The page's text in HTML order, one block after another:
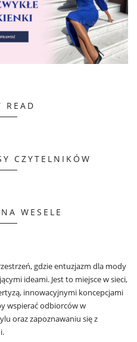
READ
CZYTELNIKÓW
WESELE
gdzie entuzjazm dla mody
ideami. Jest to miejsce w sieci,
innowacyjnymi koncepcjami
wspierać odbiorców w
oraz zapoznawaniu się z